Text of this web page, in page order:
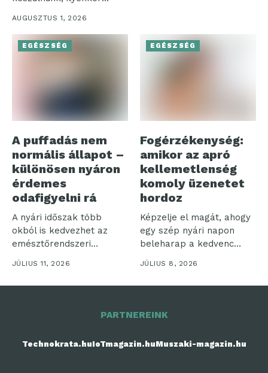
komfortérzetünk...
AUGUSZTUS 1, 2026
EGÉSZSÉG
A puffadás nem
normális állapot –
különösen nyáron
érdemes
odafigyelni rá
A nyári időszak több
okból is kedvezhet az
emésztőrendszeri
panaszoknak.
Gyakrabban
fogyasztunk...
JÚLIUS 11, 2026
EGÉSZSÉG
Fogérzékenység:
amikor az apró
kellemetlenség
komoly üzenetet
hordoz
Képzelje el magát, ahogy
egy szép nyári napon
beleharap a kedvenc
fagyijába,...
JÚLIUS 8, 2026
PARTNEREINK
Technokrata.huIoTmagazin.huMuszaki-magazin.hu